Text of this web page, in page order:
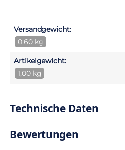
Versandgewicht:
0,60 kg
Artikelgewicht:
1,00 kg
Technische Daten
Bewertungen